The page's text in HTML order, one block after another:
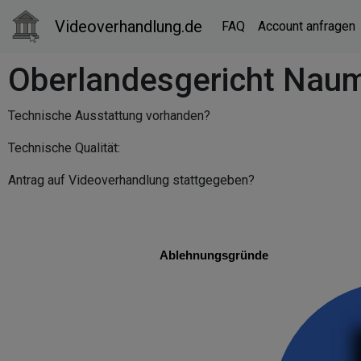
Videoverhandlung.de FAQ Account anfragen
Oberlandesgericht
Technische Ausstattung vorhanden?
Technische Qualität:
Antrag auf Videoverhandlung stattgegeben?
Ablehnungsgründe